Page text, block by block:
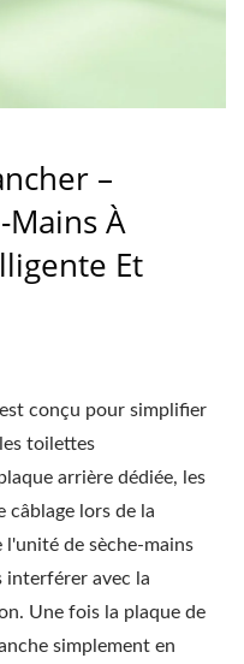
–
À
Et
conçu pour simplifier
toilettes
arrière dédiée, les
lors de la
de sèche-mains
interférer avec la
Une fois la plaque de
simplement en